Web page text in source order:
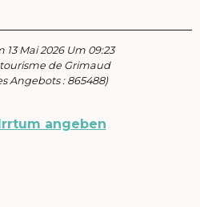
Mai 2026 Um 09:23
de Grimaud
Angebots : 865488)
angeben